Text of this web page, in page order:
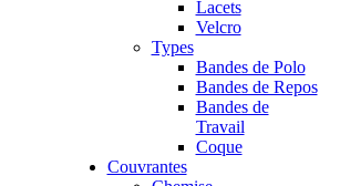
Lacets
Velcro
Types
Bandes de Polo
Bandes de Repos
Bandes de
Travail
Coque
Couvrantes